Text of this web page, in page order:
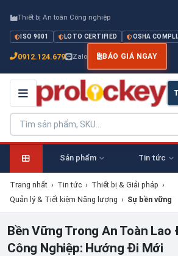
Thiết bị An toàn Công nghiệp
ISO 9001 LOTO CERTIFIED OSHA
0912.124.679 Zalo BÁO GIÁ NGAY
Sản phẩm Tin tức
Trang nhất › Tin tức › Thiết bị & Giải pháp ›
Quản lý & Tiết kiệm Năng lượng › Sự bền vững
Bền Vững Trong An Toàn Lao
Công Nghiệp: Hướng Đi Mới